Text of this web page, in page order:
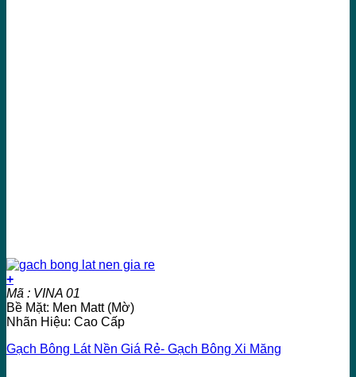
+
Mã : VINA 01
Bề Mặt: Men Matt (Mờ)
Nhãn Hiệu: Cao Cấp
Gạch Bông Lát Nền Giá Rẻ- Gạch Bông Xi Măng